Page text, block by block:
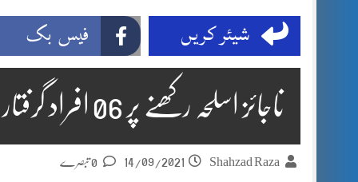
شیئر کریں فیس بک
ناجائز اسلحہ رکھنے پر 06 افراد گرفتار
Shahzad Raza
14/09/2021